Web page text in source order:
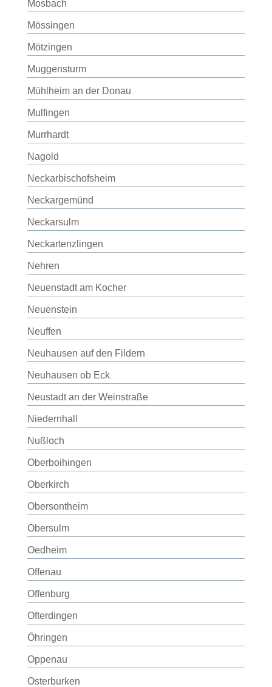
Mosbach
Mössingen
Mötzingen
Muggensturm
Mühlheim an der Donau
Mulfingen
Murrhardt
Nagold
Neckarbischofsheim
Neckargemünd
Neckarsulm
Neckartenzlingen
Nehren
Neuenstadt am Kocher
Neuenstein
Neuffen
Neuhausen auf den Fildern
Neuhausen ob Eck
Neustadt an der Weinstraße
Niedernhall
Nußloch
Oberboihingen
Oberkirch
Obersontheim
Obersulm
Oedheim
Offenau
Offenburg
Ofterdingen
Öhringen
Oppenau
Osterburken